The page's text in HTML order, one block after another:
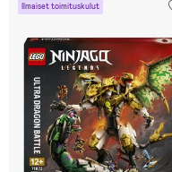
Ilmaiset toimituskulut